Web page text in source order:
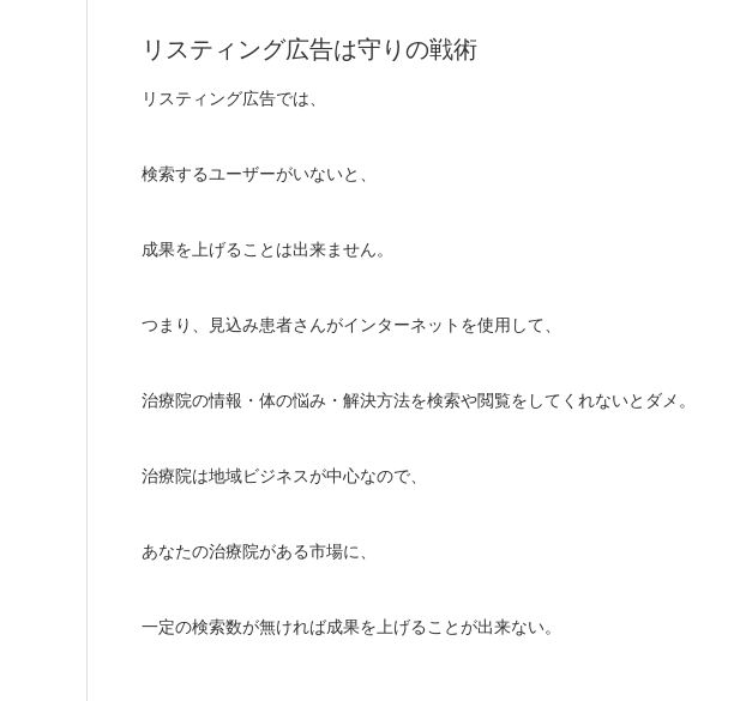
リスティング広告は守りの戦術
リスティング広告では、
検索するユーザーがいないと、
成果を上げることは出来ません。
つまり、見込み患者さんがインターネットを使用して、
治療院の情報・体の悩み・解決方法を検索や閲覧をしてくれないとダメ。
治療院は地域ビジネスが中心なので、
あなたの治療院がある市場に、
一定の検索数が無ければ成果を上げることが出来ない。